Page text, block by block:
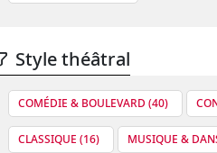
Style théâtral
COMÉDIE & BOULEVARD (40)
CLASSIQUE (16) MUSIQUE &